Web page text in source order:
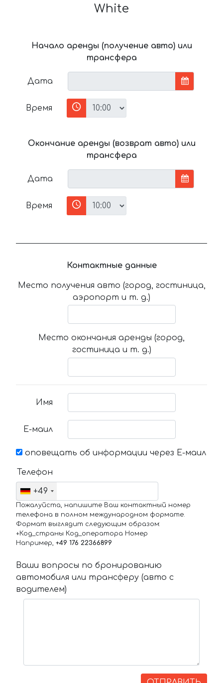
White
Начало аренды (получение авто) или
трансфера
Дата
Время
Окончание аренды (возврат авто) или
трансфера
Дата
Время
Контактные данные
Место получения авто (город, гостиница,
аэропорт и т. д.)
Место окончания аренды (город,
гостиница и т. д.)
Имя
Е-маил
оповещать об информации через Е-маил
Телефон
+49
Пожалуйста, напишите Ваш контактный номер
телефона в полном международном формате.
Формат выглядит следующим образом:
+Код_страны Код_оператора Номер
Например, +49 176 22366899
Ваши вопросы по бронированию
автомобиля или трансферу (авто с
водителем)